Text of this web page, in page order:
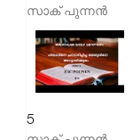
സാക് പുന്നൻ
5